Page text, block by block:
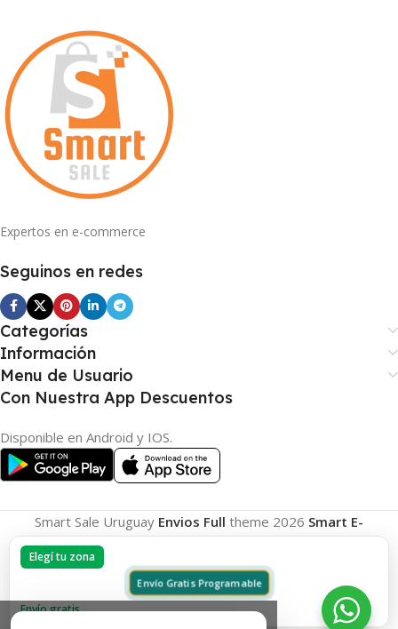
Elegí tu zona
Envío Gratis Programable
Envío gratis
Expertos en e-commerce
Seguinos en redes
Categorías
Información
Menu de Usuario
Con Nuestra App Descuentos
Disponible en Android y IOS.
Smart Sale Uruguay Envios Full theme 2026 Smart E-
Commerce.